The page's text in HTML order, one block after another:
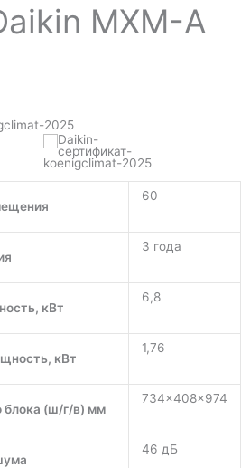
MXM-A
60
3 года
кВт
6,8
кВт
1,76
блока (ш/г/в) мм
734x408x974
46 дБ